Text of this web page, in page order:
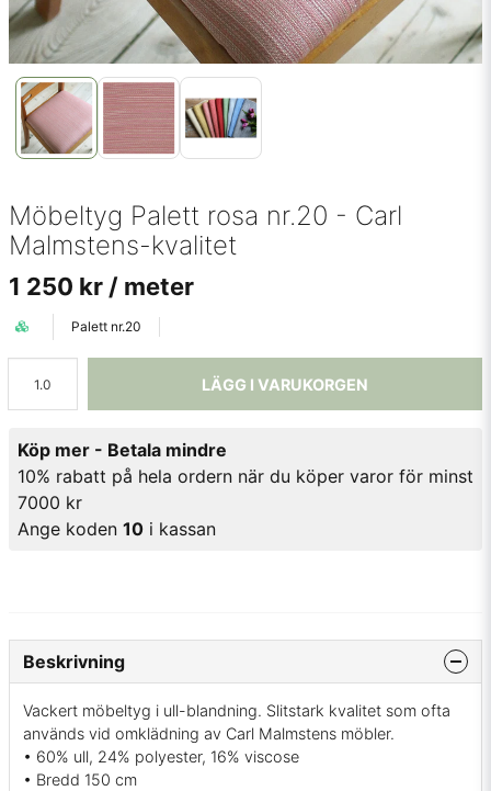
Möbeltyg Palett rosa nr.20 - Carl
Malmstens-kvalitet
1 250 kr / meter
Palett nr.20
LÄGG I VARUKORGEN
Köp mer - Betala mindre
10% rabatt på hela ordern när du köper varor för minst
7000 kr
Ange koden 10 i kassan
Beskrivning
Vackert möbeltyg i ull-blandning. Slitstark kvalitet som ofta
används vid omklädning av Carl Malmstens möbler.
• 60% ull, 24% polyester, 16% viscose
• Bredd 150 cm